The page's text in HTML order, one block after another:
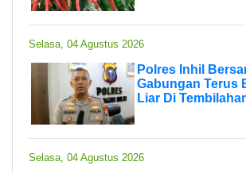
Selasa, 04 Agustus 2026
Polres Inhil
Gabungan Terus
Liar Di
Selasa, 04 Agustus 2026